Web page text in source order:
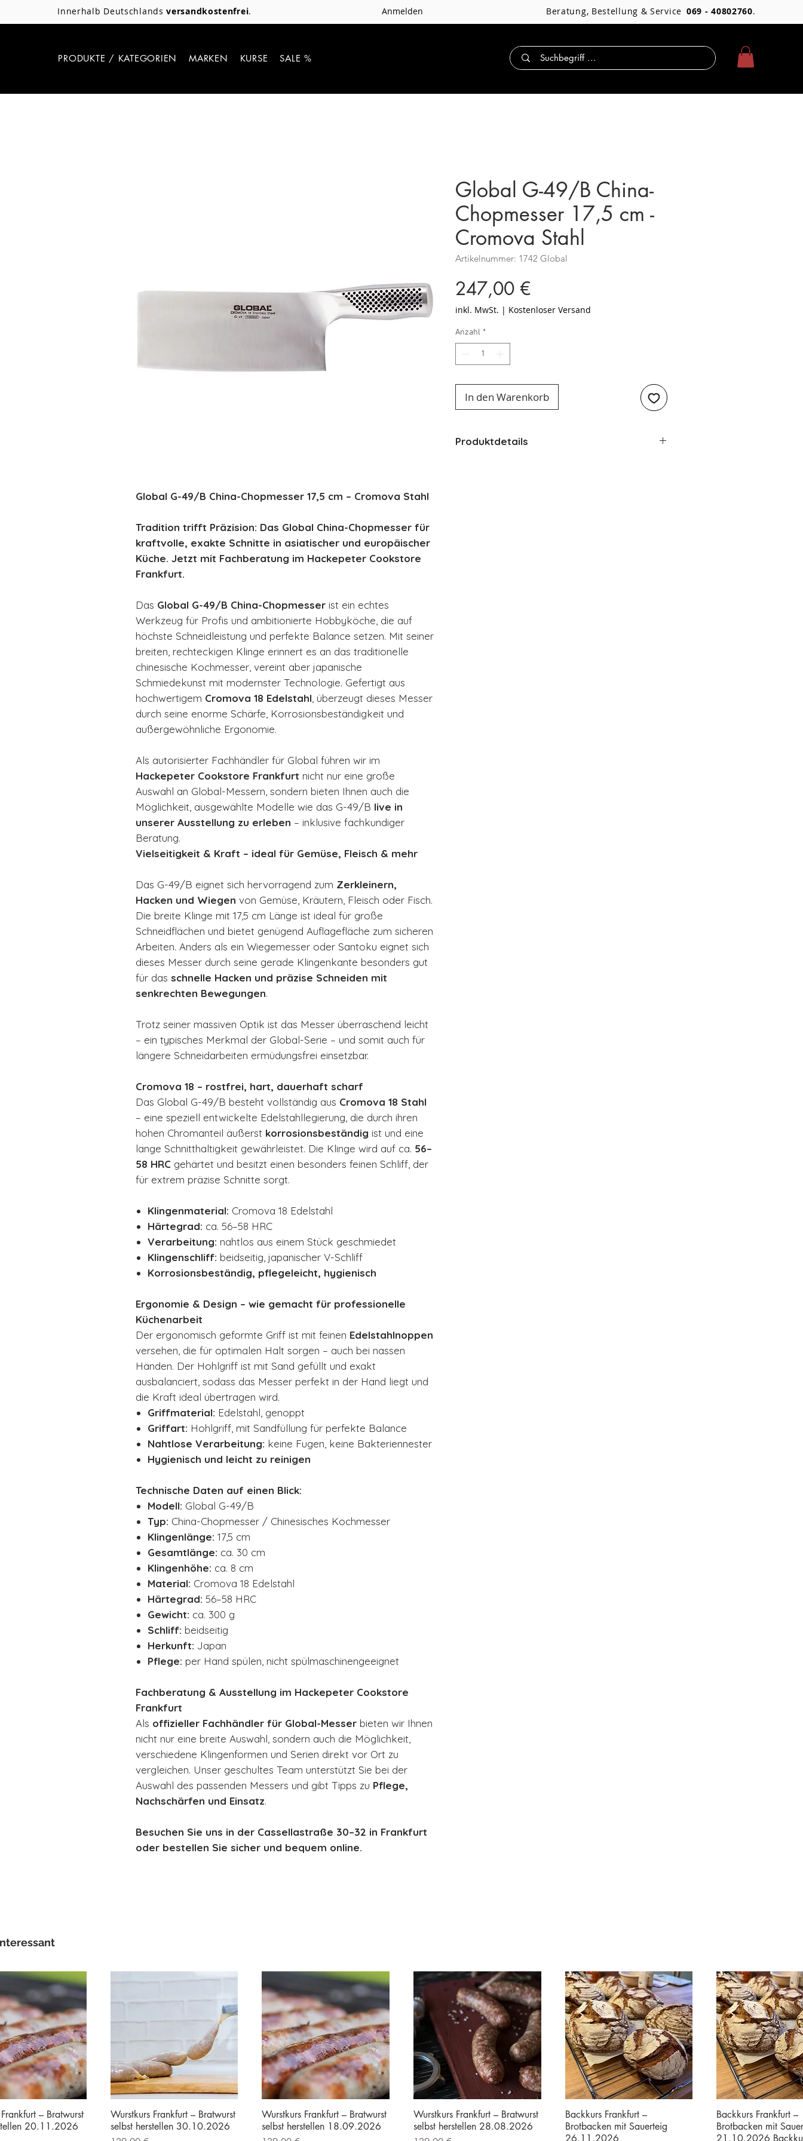
Innerhalb Deutschlandsversandkostenfrei. Anmelden Beratung, Bestellung & Service 069 - 40802760.
PRODUKTE / KATEGORIEN MARKEN KURSE SALE %
Global G-49/B China-Chopmesser 17,5 cm – Cromova Stahl
Tradition trifft Präzision: Das Global China-Chopmesser für
kraftvolle, exakte Schnitte in asiatischer und europäischer
Küche. Jetzt mit Fachberatung im Hackepeter Cookstore
Frankfurt.
Das Global G-49/B China-Chopmesser ist ein echtes
Werkzeug für Profis und ambitionierte Hobbyköche, die auf
höchste Schneidleistung und perfekte Balance setzen. Mit seiner
breiten, rechteckigen Klinge erinnert es an das traditionelle
chinesische Kochmesser, vereint aber japanische
Schmiedekunst mit modernster Technologie. Gefertigt aus
hochwertigem Cromova 18 Edelstahl , überzeugt dieses Messer
durch seine enorme Schärfe, Korrosionsbeständigkeit und
außergewöhnliche Ergonomie.
Als autorisierter Fachhändler für Global führen wir im
Hackepeter Cookstore Frankfurt nicht nur eine große
Auswahl an Global-Messern, sondern bieten Ihnen auch die
Möglichkeit, ausgewählte Modelle wie das G-49/B live in
unserer Ausstellung zu erleben – inklusive fachkundiger
Beratung.
Vielseitigkeit & Kraft – ideal für Gemüse, Fleisch & mehr
Das G-49/B eignet sich hervorragend zum Zerkleinern,
Hacken und Wiegen von Gemüse, Kräutern, Fleisch oder Fisch.
Die breite Klinge mit 17,5 cm Länge ist ideal für große
Schneidflächen und bietet genügend Auflagefläche zum sicheren
Arbeiten. Anders als ein Wiegemesser oder Santoku eignet sich
dieses Messer durch seine gerade Klingenkante besonders gut
für das schnelle Hacken und präzise Schneiden mit
senkrechten Bewegungen.
Trotz seiner massiven Optik ist das Messer überraschend leicht
– ein typisches Merkmal der Global-Serie – und somit auch für
längere Schneidarbeiten ermüdungsfrei einsetzbar.
Cromova 18 – rostfrei, hart, dauerhaft scharf
Das Global G-49/B besteht vollständig aus Cromova 18 Stahl
– eine speziell entwickelte Edelstahllegierung, die durch ihren
hohen Chromanteil äußerst korrosionsbeständig ist und eine
lange Schnitthaltigkeit gewährleistet. Die Klinge wird auf ca. 56–
58 HRC gehärtet und besitzt einen besonders feinen Schliff, der
für extrem präzise Schnitte sorgt.
Klingenmaterial: Cromova 18 Edelstahl
Härtegrad: ca. 56–58 HRC
Verarbeitung: nahtlos aus einem Stück geschmiedet
Klingenschliff: beidseitig, japanischer V-Schliff
Korrosionsbeständig, pflegeleicht, hygienisch
Ergonomie & Design – wie gemacht für professionelle
Küchenarbeit
Der ergonomisch geformte Griff ist mit feinen Edelstahlnoppen
versehen, die für optimalen Halt sorgen – auch bei nassen
Händen. Der Hohlgriff ist mit Sand gefüllt und exakt
ausbalanciert, sodass das Messer perfekt in der Hand liegt und
die Kraft ideal übertragen wird.
Griffmaterial: Edelstahl, genoppt
Griffart: Hohlgriff, mit Sandfüllung für perfekte Balance
Nahtlose Verarbeitung: keine Fugen, keine Bakteriennester
Hygienisch und leicht zu reinigen
Technische Daten auf einen Blick:
Modell: Global G-49/B
Typ: China-Chopmesser / Chinesisches Kochmesser
Klingenlänge: 17,5 cm
Gesamtlänge: ca. 30 cm
Klingenhöhe: ca. 8 cm
Material: Cromova 18 Edelstahl
Härtegrad: 56–58 HRC
Gewicht: ca. 300 g
Schliff: beidseitig
Herkunft: Japan
Pflege: per Hand spülen, nicht spülmaschinengeeignet
Fachberatung & Ausstellung im Hackepeter Cookstore
Frankfurt
Als offizieller Fachhändler für Global-Messer bieten wir Ihnen
nicht nur eine breite Auswahl, sondern auch die Möglichkeit,
verschiedene Klingenformen und Serien direkt vor Ort zu
vergleichen. Unser geschultes Team unterstützt Sie bei der
Auswahl des passenden Messers und gibt Tipps zu Pflege,
Nachschärfen und Einsatz.
Besuchen Sie uns in der Cassellastraße 30–32 in Frankfurt
oder bestellen Sie sicher und bequem online.
Global G-49/B China-
Chopmesser 17,5 cm -
Cromova Stahl
Artikelnummer: 1742 Global
247,00 €Preis
inkl. MwSt. | Kostenloser Versand
Anzahl *
In den Warenkorb
Produktdetails
– Bratwurst
20.11.2026
Wurstkurs Frankfurt – Bratwurst
selbst herstellen 30.10.2026
Wurstkurs Frankfurt – Bratwurst
selbst herstellen 18.09.2026
Wurstkurs Frankfurt – Bratwurst
selbst herstellen 28.08.2026
Backkurs Frankfurt –
Brotbacken mit Sauerteig
26.11.2026
Backkurs Frankfurt –
Brotbacken mit
21.10.2026